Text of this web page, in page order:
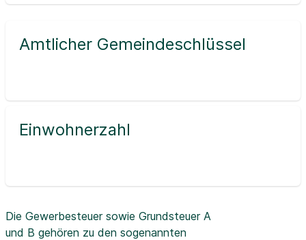
Amtlicher Gemeindeschlüssel
Einwohnerzahl
Die Gewerbesteuer sowie Grundsteuer A
und B gehören zu den sogenannten